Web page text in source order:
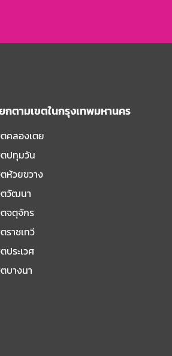
กตามเขตในกรุงเทพมหานคร
คลองเตย
ตปทุมวัน
ห้วยขวาง
ตวัฒนา
ตจตุจักร
ราชเทวี
ประเวศ
บางนา